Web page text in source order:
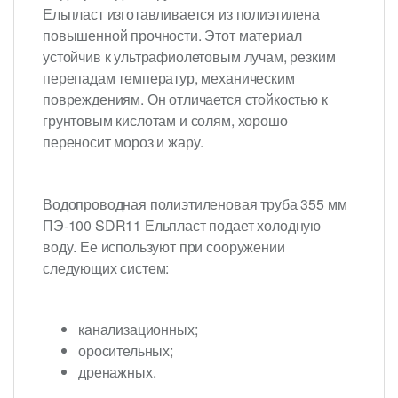
Ельпласт изготавливается из полиэтилена
повышенной прочности. Этот материал
устойчив к ультрафиолетовым лучам, резким
перепадам температур, механическим
повреждениям. Он отличается стойкостью к
грунтовым кислотам и солям, хорошо
переносит мороз и жару.
Водопроводная полиэтиленовая труба 355 мм
ПЭ-100 SDR11 Ельпласт подает холодную
воду. Ее используют при сооружении
следующих систем:
канализационных;
оросительных;
дренажных.